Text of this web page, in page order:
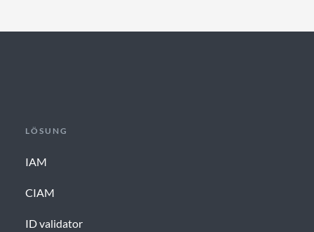
LÖSUNG
IAM
CIAM
ID validator